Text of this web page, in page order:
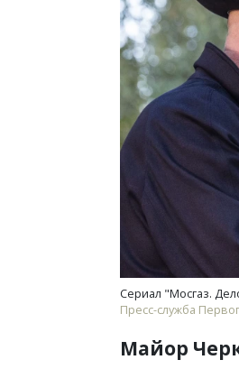
Сериал "Мосгаз.
Пресс-служба
Майор